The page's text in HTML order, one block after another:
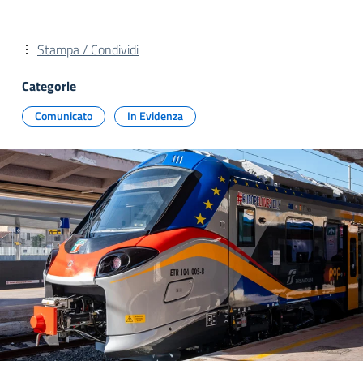
Stampa / Condividi
Categorie
Comunicato In Evidenza